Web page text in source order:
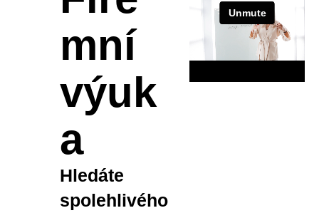
mní
výuk
a
Hledáte
spolehlivého